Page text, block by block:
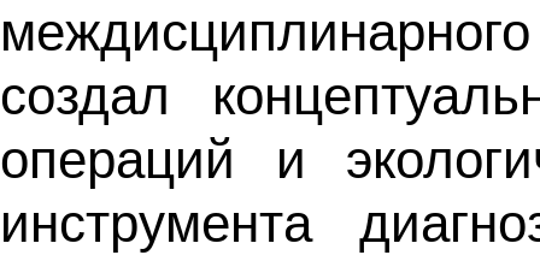
создал
операций и
инструмента